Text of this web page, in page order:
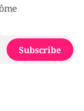
Subscribe